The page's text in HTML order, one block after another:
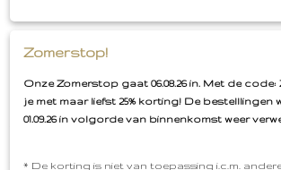
Mosterdgele kleur is momenteel
Mustard zijn gemaakt van katoen met
geschikt voor kleintjes van 0-6 maanden.
zachte stof, zorgt ervoor dat de mutsjes
ze zelf nog niet goed de temperatuur
Zomerstop!
Onze Zomerstop gaat 06.08.26 in. Met de code:
je met maar liefst 25% korting! De bestelllingen
01.09.26 in volgorde van binnenkomst weer
* De korting is niet van toepassing i.c.m.